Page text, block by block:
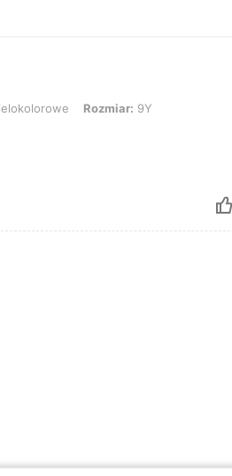
Rozmiar: 9YRozmiar: 9Y